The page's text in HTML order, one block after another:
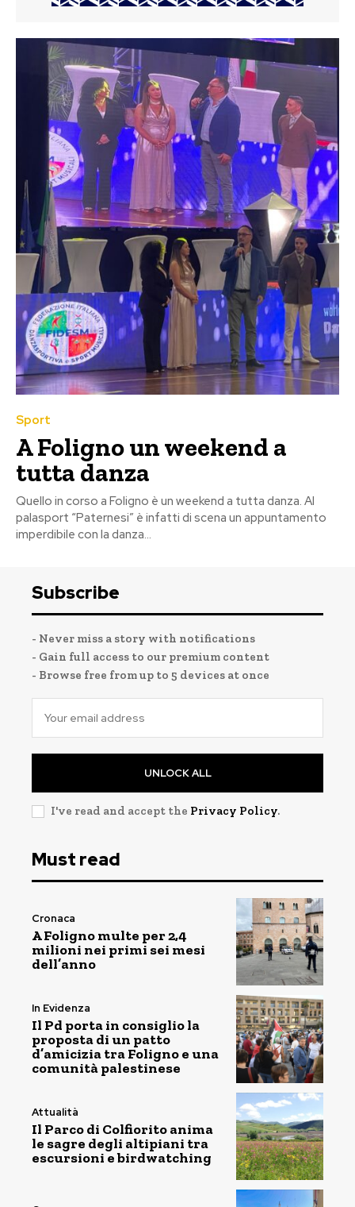
Sport
A Foligno un weekend a
tutta danza
Quello in corso a Foligno è un weekend a tutta danza. Al
palasport “Paternesi” è infatti di scena un appuntamento
imperdibile con la danza...
Subscribe
- Never miss a story with notifications
- Gain full access to our premium content
- Browse free from up to 5 devices at once
UNLOCK ALL
I've read and accept the Privacy Policy.
Must read
Cronaca
A Foligno multe per 2,4
milioni nei primi sei mesi
dell’anno
In Evidenza
Il Pd porta in consiglio la
proposta di un patto
d’amicizia tra Foligno e una
comunità palestinese
Attualità
Il Parco di Colfiorito anima
le sagre degli altipiani tra
escursioni e birdwatching